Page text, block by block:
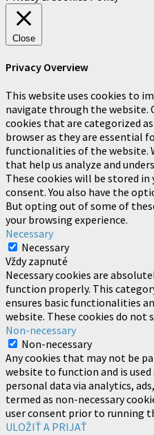
Close
Privacy Overview
This website uses cookies to
navigate through the website.
cookies that are categorized
browser as they are essential
functionalities of the website.
that help us analyze and
These cookies will be stored
consent. You also have the
But opting out of some of
your browsing experience.
Necessary
Necessary
Vždy zapnuté
Necessary cookies are
function properly. This
ensures basic functionalities
website. These cookies do
Non-necessary
Non-necessary
Any cookies that may not be
website to function and is
personal data via analytics,
termed as non-necessary
user consent prior to running
ULOŽIŤ A PRIJAŤ